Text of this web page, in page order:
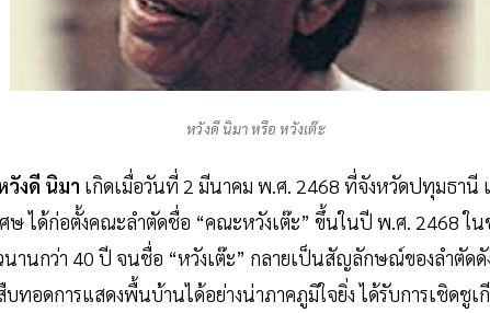
หวังดี นิมา หรือ หวังเต๊ะ
วังดี นิมา เกิดเมื่อวันที่ 2 มีนาคม พ.ศ. 2468 ที่จังหวัดปทุมธานี
ษ ได้ก่อตั้งคณะลำตัดชื่อ “คณะหวังเต๊ะ” ขึ้นในปี พ.ศ. 2468
นานกว่า 40 ปี จนชื่อ “หวังเต๊ะ” กลายเป็นสัญลักษณ์ของลำตัดดั
ทอดการแสดงพื้นบ้านได้อย่างน่าภาคภูมิใจยิ่ง ได้รับการเชิดชู